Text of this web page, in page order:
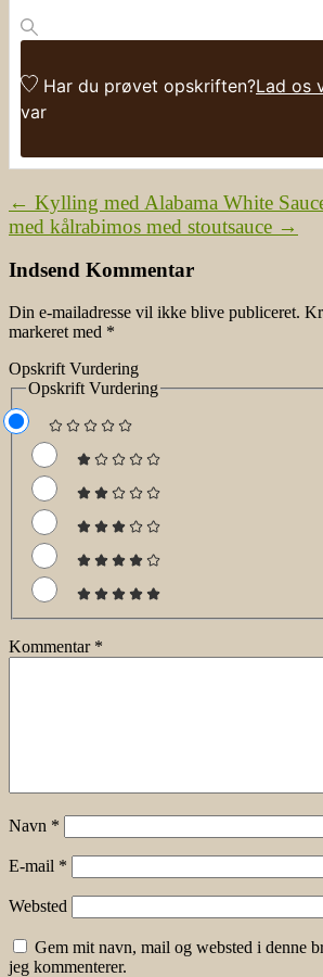
Har du prøvet opskriften?Lad os
var
← Kylling med Alabama White
med kålrabimos med stoutsauce →
Indsend Kommentar
Din e-mailadresse vil ikke blive publiceret.
markeret med *
Opskrift Vurdering
Opskrift Vurdering
Kommentar *
Navn *
E-mail *
Websted
Gem mit navn, mail og websted i denne
jeg kommenterer.